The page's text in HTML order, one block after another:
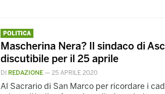
POLITICA
Mascherina Nera? Il sindaco di
discutibile per il 25 aprile
DI REDAZIONE — 25 APRILE 2020
Al Sacrario di San Marco per ricordare i